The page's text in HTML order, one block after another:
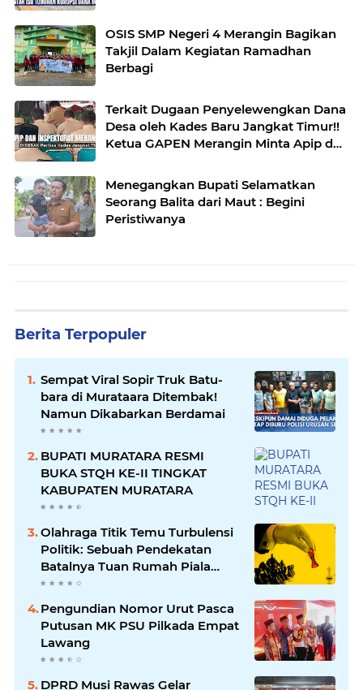
OSIS SMP Negeri 4 Merangin Bagikan
Takjil Dalam Kegiatan Ramadhan
Berbagi
Terkait Dugaan Penyelewengkan Dana
Desa oleh Kades Baru Jangkat Timur!!
Ketua GAPEN Merangin Minta Apip dan
Menegangkan Bupati Selamatkan
Seorang Balita dari Maut : Begini
Peristiwanya
Berita Terpopuler
Sempat Viral Sopir Truk Batu-
bara di Murataara Ditembak!
Namun Dikabarkan Berdamai
BUPATI MURATARA RESMI
BUKA STQH KE-II TINGKAT
KABUPATEN MURATARA
Olahraga Titik Temu Turbulensi
Politik: Sebuah Pendekatan
Batalnya Tuan Rumah Piala
Dunia U-20
Pengundian Nomor Urut Pasca
Putusan MK PSU Pilkada Empat
Lawang
DPRD Musi Rawas Gelar